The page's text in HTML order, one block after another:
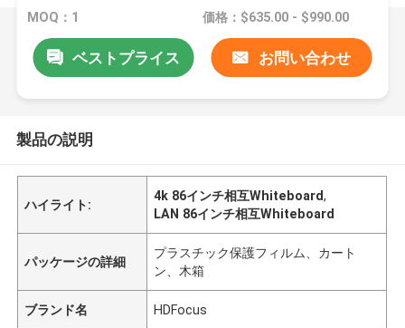
MOQ：1 価格：$635.00 - $990.00
ベストプライス お問い合わせ
製品の説明
ハイライト:
4k 86インチ相互Whiteboard,
LAN 86インチ相互Whiteboard
パッケージの詳細
プラスチック保護フィルム、カート
ン、木箱
ブランド名 HDFocus